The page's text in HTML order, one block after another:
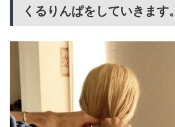
くるりんぱをしていきます。